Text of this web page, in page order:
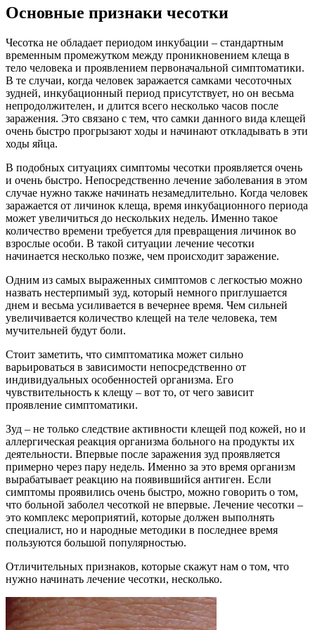
Основные признаки чесотки
Чесотка не обладает периодом инкубации – стандартным
временным промежутком между проникновением клеща в
тело человека и проявлением первоначальной симптоматики.
В те случаи, когда человек заражается самками чесоточных
зудней, инкубационный период присутствует, но он весьма
непродолжителен, и длится всего несколько часов после
заражения. Это связано с тем, что самки данного вида клещей
очень быстро прогрызают ходы и начинают откладывать в эти
ходы яйца.
В подобных ситуациях симптомы чесотки проявляется очень
и очень быстро. Непосредственно лечение заболевания в этом
случае нужно также начинать незамедлительно. Когда человек
заражается от личинок клеща, время инкубационного периода
может увеличиться до нескольких недель. Именно такое
количество времени требуется для превращения личинок во
взрослые особи. В такой ситуации лечение чесотки
начинается несколько позже, чем происходит заражение.
Одним из самых выраженных симптомов с легкостью можно
назвать нестерпимый зуд, который немного приглушается
днем и весьма усиливается в вечернее время. Чем сильней
увеличивается количество клещей на теле человека, тем
мучительней будут боли.
Стоит заметить, что симптоматика может сильно
варьироваться в зависимости непосредственно от
индивидуальных особенностей организма. Его
чувствительность к клещу – вот то, от чего зависит
проявление симптоматики.
Зуд – не только следствие активности клещей под кожей, но и
аллергическая реакция организма больного на продукты их
деятельности. Впервые после заражения зуд проявляется
примерно через пару недель. Именно за это время организм
вырабатывает реакцию на появившийся антиген. Если
симптомы проявились очень быстро, можно говорить о том,
что больной заболел чесоткой не впервые. Лечение чесотки –
это комплекс мероприятий, которые должен выполнять
специалист, но и народные методики в последнее время
пользуются большой популярностью.
Отличительных признаков, которые скажут нам о том, что
нужно начинать лечение чесотки, несколько.